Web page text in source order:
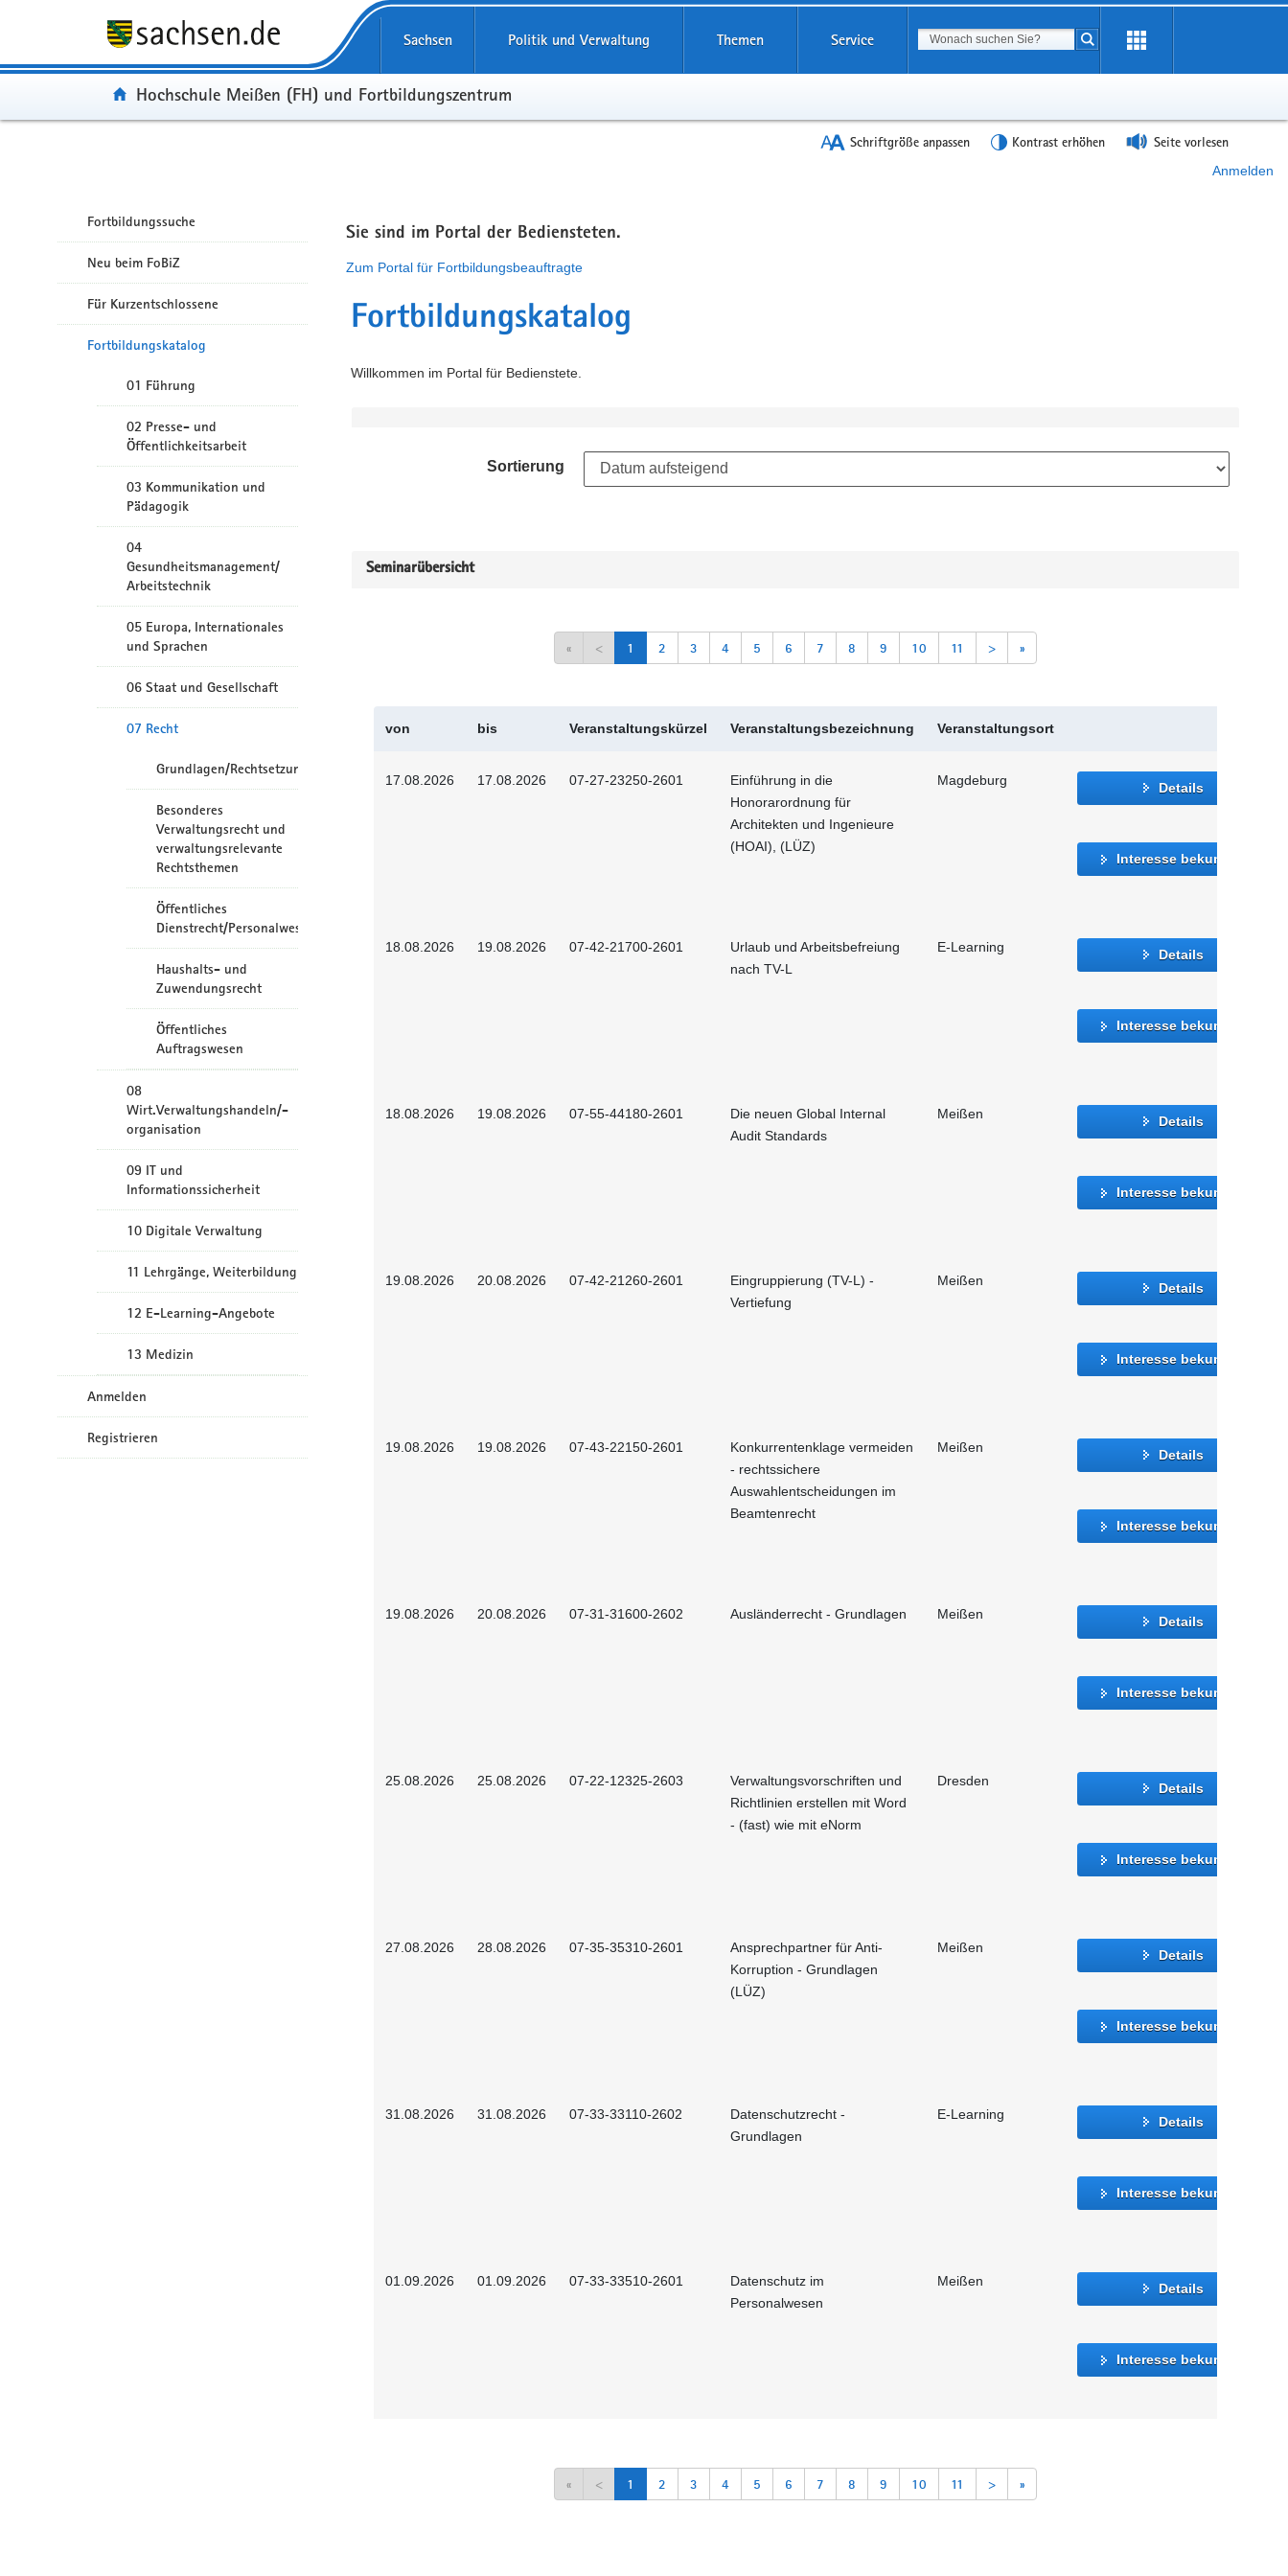
Sachsen Politik und Verwaltung Themen Service Suchbegriff
Suche starten
Portal:
Hochschule Meißen (FH) und Fortbildungszentrum
Schriftgröße anpassen Kontrast erhöhen Seite vorlesen
Anmelden
Fortbildungssuche
Neu beim FoBiZ
Für Kurzentschlossene
Fortbildungskatalog
01 Führung
02 Presse- und
Öffentlichkeitsarbeit
03 Kommunikation und
Pädagogik
04
Gesundheitsmanagement/
Arbeitstechnik
05 Europa, Internationales
und Sprachen
06 Staat und Gesellschaft
07 Recht
Grundlagen/Rechtsetzung
Besonderes
Verwaltungsrecht und
verwaltungsrelevante
Rechtsthemen
Öffentliches
Dienstrecht/Personalwesen
Haushalts- und
Zuwendungsrecht
Öffentliches
Auftragswesen
08
Wirt.Verwaltungshandeln/-
organisation
09 IT und
Informationssicherheit
10 Digitale Verwaltung
11 Lehrgänge, Weiterbildung
12 E-Learning-Angebote
13 Medizin
Anmelden
Registrieren
Sie sind im Portal der Bediensteten.
Zum Portal für Fortbildungsbeauftragte
Fortbildungskatalog
Willkommen im Portal für Bedienstete.
Sortierung
Seminarübersicht
« < 1 2 3 4 5 6 7 8 9 10 11 > »
von bis Veranstaltungskürzel Veranstaltungsbezeichnung Veranstaltungsort
17.08.2026 17.08.2026 07-27-23250-2601
Einführung in die
Honorarordnung für
Architekten und Ingenieure
(HOAI), (LÜZ)
Magdeburg Details
Interesse bekunden
18.08.2026 19.08.2026 07-42-21700-2601
Urlaub und Arbeitsbefreiung
nach TV-L
E-Learning Details
Interesse bekunden
18.08.2026 19.08.2026 07-55-44180-2601
Die neuen Global Internal
Audit Standards
Meißen Details
Interesse bekunden
19.08.2026 20.08.2026 07-42-21260-2601
Eingruppierung (TV-L) -
Vertiefung
Meißen Details
Interesse bekunden
19.08.2026 19.08.2026 07-43-22150-2601
Konkurrentenklage vermeiden
- rechtssichere
Auswahlentscheidungen im
Beamtenrecht
Meißen Details
Interesse bekunden
19.08.2026 20.08.2026 07-31-31600-2602 Ausländerrecht - Grundlagen Meißen Details
Interesse bekunden
25.08.2026 25.08.2026 07-22-12325-2603
Verwaltungsvorschriften und
Richtlinien erstellen mit Word
- (fast) wie mit eNorm
Dresden Details
Interesse bekunden
27.08.2026 28.08.2026 07-35-35310-2601
Ansprechpartner für Anti-
Korruption - Grundlagen
(LÜZ)
Meißen Details
Interesse bekunden
31.08.2026 31.08.2026 07-33-33110-2602
Datenschutzrecht -
Grundlagen
E-Learning Details
Interesse bekunden
01.09.2026 01.09.2026 07-33-33510-2601
Datenschutz im
Personalwesen
Meißen Details
Interesse bekunden
« < 1 2 3 4 5 6 7 8 9 10 11 > »